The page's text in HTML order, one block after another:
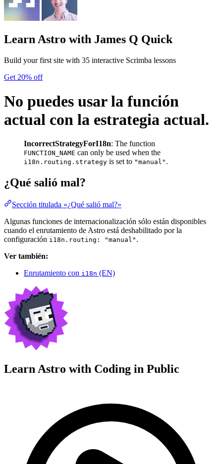
Learn Astro with James Q Quick
Build your first site with 35 interactive Scrimba lessons
Get 20% off
No puedes usar la función
actual con la estrategia actual.
IncorrectStrategyForI18n: The function
FUNCTION_NAME can only be used when the
i18n.routing.strategy is set to "manual" .
¿Qué salió mal?
Sección titulada «¿Qué salió mal?»
Algunas funciones de internacionalización sólo están disponibles
cuando el enrutamiento de Astro está deshabilitado por la
configuración i18n.routing: "manual" .
Ver también:
Enrutamiento con i18n (EN)
Learn Astro with Coding in Public